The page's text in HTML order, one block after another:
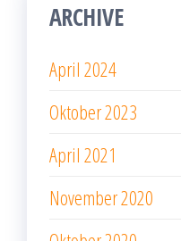
ARCHIVE
April 2024
Oktober 2023
April 2021
November 2020